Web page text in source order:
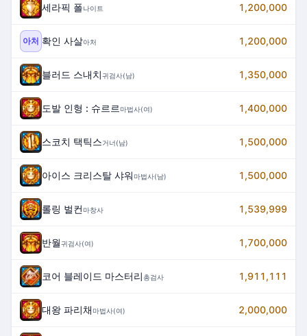
세라픽 폴나이트 1,200,000
아처 확인 사살아처 1,200,000
블러드 스내치귀검사(남) 1,350,000
도발 인형 : 슈르르 마법사(여) 1,400,000
스코치 택틱스거너(남) 1,500,000
아이스 크리스탈 샤워 마법사(남) 1,500,000
롤링 벌컨 마창사 1,539,999
반월귀검사(여) 1,700,000
코어 블레이드 마스터리총검사 1,911,111
대왕 파리채 마법사(여) 2,000,000